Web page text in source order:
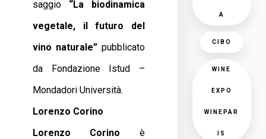
saggio “La
biodinamica
vegetale, il futuro del
vino naturale”pubblicato
da Fondazione Istud –
Mondadori Università.
Lorenzo Corino
Lorenzo Corino è
A
CIBO
WINE
EXPO
WINEPAR
IS